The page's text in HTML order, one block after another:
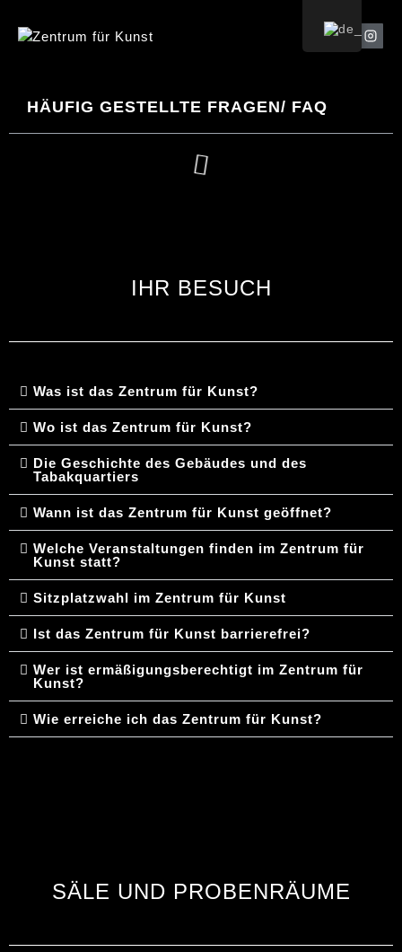
HÄUFIG GESTELLTE FRAGEN/ FAQ
IHR BESUCH
Was ist das Zentrum für Kunst?
Wo ist das Zentrum für Kunst?
Die Geschichte des Gebäudes und des
Tabakquartiers
Wann ist das Zentrum für Kunst geöffnet?
Welche Veranstaltungen finden im Zentrum für
Kunst statt?
Sitzplatzwahl im Zentrum für Kunst
Ist das Zentrum für Kunst barrierefrei?
Wer ist ermäßigungsberechtigt im Zentrum für
Kunst?
Wie erreiche ich das Zentrum für Kunst?
SÄLE UND PROBENRÄUME